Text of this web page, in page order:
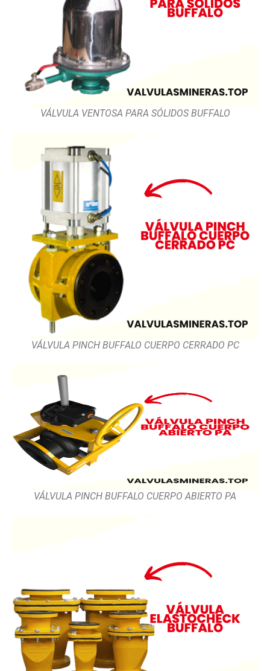
VÁLVULA VENTOSA PARA SÓLIDOS BUFFALO
VÁLVULA PINCH BUFFALO CUERPO CERRADO PC
VÁLVULA PINCH BUFFALO CUERPO ABIERTO PA